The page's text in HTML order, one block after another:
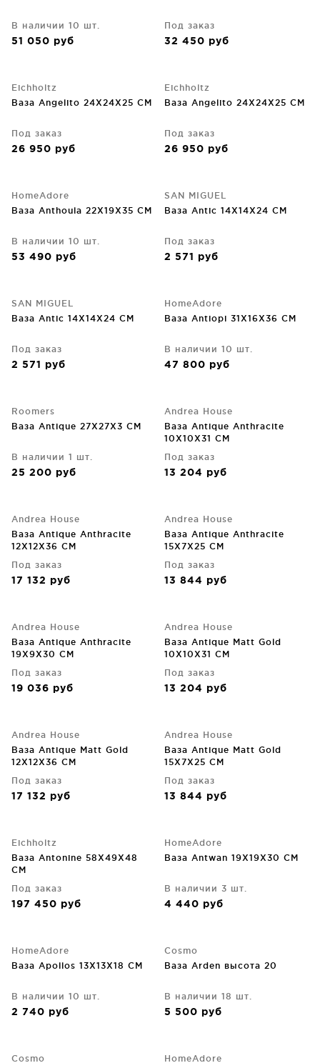
В наличии 10 шт.
51 050 руб
Под заказ
32 450 руб
Eichholtz
Ваза Angelito 24X24X25 CM
Под заказ
26 950 руб
Eichholtz
Ваза Angelito 24X24X25 CM
Под заказ
26 950 руб
HomeAdore
Ваза Anthoula 22X19X35 CM
В наличии 10 шт.
53 490 руб
SAN MIGUEL
Ваза Antic 14X14X24 CM
Под заказ
2 571 руб
SAN MIGUEL
Ваза Antic 14X14X24 CM
Под заказ
2 571 руб
HomeAdore
Ваза Antiopi 31X16X36 CM
В наличии 10 шт.
47 800 руб
Roomers
Ваза Antique 27X27X3 CM
В наличии 1 шт.
25 200 руб
Andrea House
Ваза Antique Anthracite
10X10X31 CM
Под заказ
13 204 руб
Andrea House
Ваза Antique Anthracite
12X12X36 CM
Под заказ
17 132 руб
Andrea House
Ваза Antique Anthracite
15X7X25 CM
Под заказ
13 844 руб
Andrea House
Ваза Antique Anthracite
19X9X30 CM
Под заказ
19 036 руб
Andrea House
Ваза Antique Matt Gold
10X10X31 CM
Под заказ
13 204 руб
Andrea House
Ваза Antique Matt Gold
12X12X36 CM
Под заказ
17 132 руб
Andrea House
Ваза Antique Matt Gold
15X7X25 CM
Под заказ
13 844 руб
Eichholtz
Ваза Antonine 58X49X48
CM
Под заказ
197 450 руб
HomeAdore
Ваза Antwan 19X19X30 CM
В наличии 3 шт.
4 440 руб
HomeAdore
Ваза Apollos 13X13X18 CM
В наличии 10 шт.
2 740 руб
Cosmo
Ваза Arden высота 20
В наличии 18 шт.
5 500 руб
Cosmo HomeAdore